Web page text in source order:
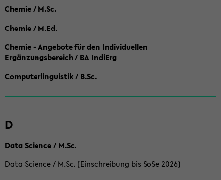
Chemie / M.Sc.
Chemie / M.Ed.
Chemie - Angebote für den Individuellen
Ergänzungsbereich / BA IndiErg
Computerlinguistik / B.Sc.
D
Data Science / M.Sc.
Data Science / M.Sc. (Einschreibung bis SoSe 2026)